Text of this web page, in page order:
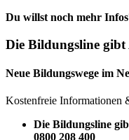
Du willst noch mehr
Die Bildungsline
Neue Bildungswege im
Kostenfreie Informationen
Die Bildungsline
0800 208 400